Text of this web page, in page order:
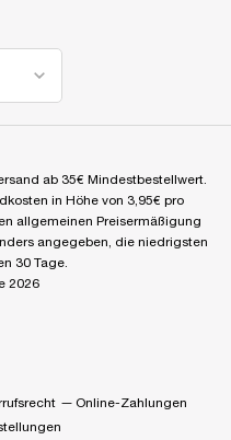
ab 35€ Mindestbestellwert.
in Höhe von 3,95€ pro
allgemeinen Preisermäßigung
angegeben, die niedrigsten
30 Tage.
2026
Online-Zahlungen